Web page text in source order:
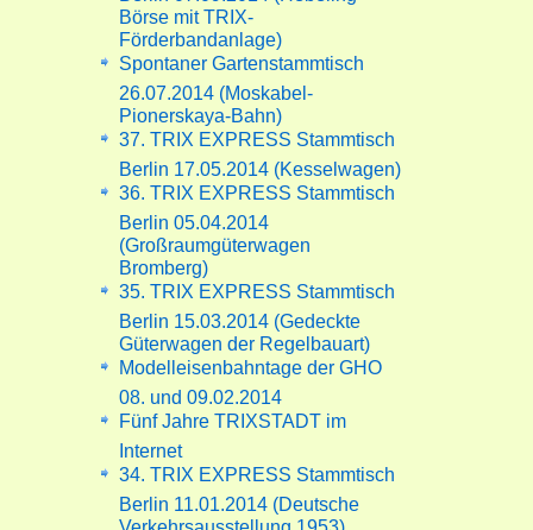
Börse mit TRIX-
Förderbandanlage)
Spontaner Gartenstammtisch
26.07.2014 (Moskabel-
Pionerskaya-Bahn)
37. TRIX EXPRESS Stammtisch
Berlin 17.05.2014 (Kesselwagen)
36. TRIX EXPRESS Stammtisch
Berlin 05.04.2014
(Großraumgüterwagen
Bromberg)
35. TRIX EXPRESS Stammtisch
Berlin 15.03.2014 (Gedeckte
Güterwagen der Regelbauart)
Modelleisenbahntage der GHO
08. und 09.02.2014
Fünf Jahre TRIXSTADT im
Internet
34. TRIX EXPRESS Stammtisch
Berlin 11.01.2014 (Deutsche
Verkehrsausstellung 1953)